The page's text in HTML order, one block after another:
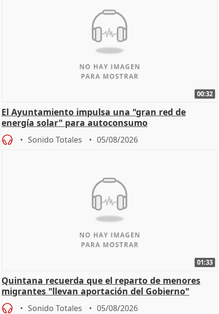
00:32
El Ayuntamiento impulsa una "gran red de
energía solar" para autoconsumo
Sonido Totales 05/08/2026
01:33
Quintana recuerda que el reparto de menores
migrantes "llevan aportación del Gobierno"
central
Sonido Totales 05/08/2026